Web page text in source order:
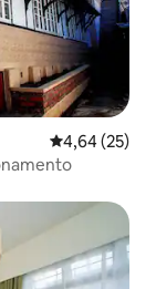
4,64 de uma
4,64 (25)